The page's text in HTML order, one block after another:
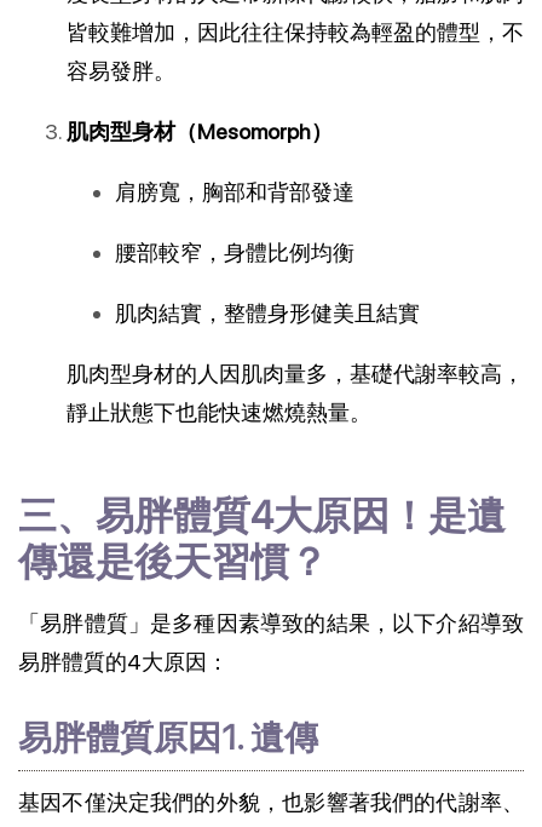
皆較難增加，因此往往保持較為輕盈的體型，不
容易發胖。
肌肉型身材（Mesomorph）
肩膀寬，胸部和背部發達
腰部較窄，身體比例均衡
肌肉結實，整體身形健美且結實
肌肉型身材的人因肌肉量多，基礎代謝率較高，
靜止狀態下也能快速燃燒熱量。
三、易胖體質4大原因！是遺
傳還是後天習慣？
「易胖體質」是多種因素導致的結果，以下介紹導致
易胖體質的4大原因：
易胖體質原因1. 遺傳
基因不僅決定我們的外貌，也影響著我們的代謝率、